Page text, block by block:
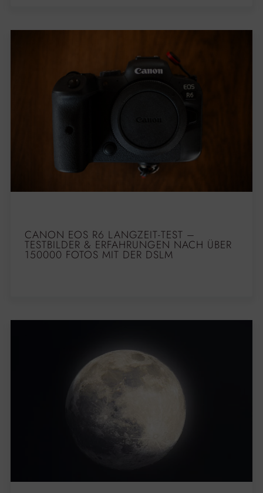
CANON EOS R6 LANGZEIT-TEST –
TESTBILDER & ERFAHRUNGEN NACH ÜBER
150000 FOTOS MIT DER DSLM